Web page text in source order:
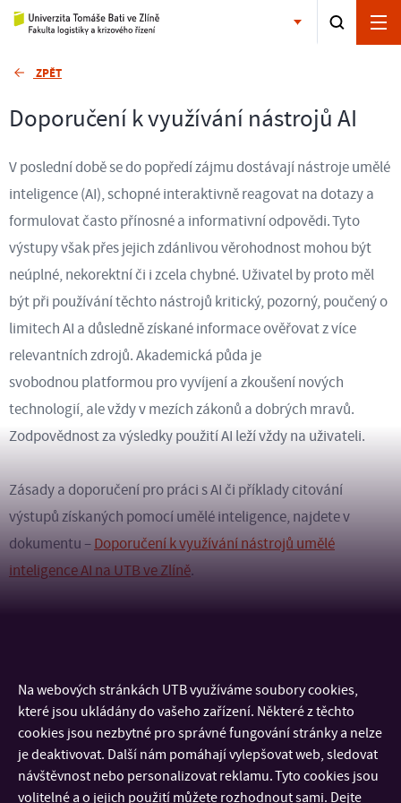
ZPĚT
Doporučení k využívání nástrojů AI
V poslední době se do popředí zájmu dostávají nástroje umělé
inteligence (AI), schopné interaktivně reagovat na dotazy a
formulovat často přínosné a informativní odpovědi. Tyto
výstupy však přes jejich zdánlivou věrohodnost mohou být
neúplné, nekorektní či i zcela chybné. Uživatel by proto měl
být při používání těchto nástrojů kritický, pozorný, poučený o
limitech AI a důsledně získané informace ověřovat z více
relevantních zdrojů. Akademická půda je
svobodnou platformou pro vyvíjení a zkoušení nových
technologií, ale vždy v mezích zákonů a dobrých mravů.
Zodpovědnost za výsledky použití AI leží vždy na uživateli.
Zásady a doporučení pro práci s AI či příklady citování
výstupů získaných pomocí umělé inteligence, najdete v
dokumentu –Doporučení k využívání nástrojů umělé
inteligence AI na UTB ve Zlíně.
KONTAKT
DŮLEŽITÉ INFORMACE
Na webových stránkách UTB využíváme soubory cookies,
které jsou ukládány do vašeho zařízení. Některé z těchto
cookies jsou nezbytné pro správné fungování stránky a nelze
je deaktivovat. Další nám pomáhají vylepšovat web, sledovat
návštěvnost nebo personalizovat reklamu. Tyto cookies jsou
volitelné a o jejich použití můžete rozhodnout sami. Dejte